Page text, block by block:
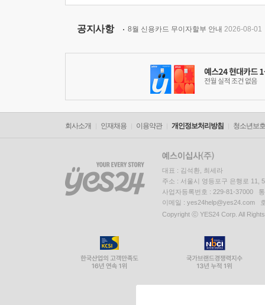
공지사항 8월 신용카드 무이자할부 안내 2026-08-01
회사소개 인재채용 이용약관 개인정보처리방침 청소년보
대표 : 김석환, 최세라
주소 : 서울시 영등포구 은행로 11,
사업자등록번호 : 229-81-37000
이메일 : yes24help@yes24.com
Copyright ⓒ YES24 Corp. All